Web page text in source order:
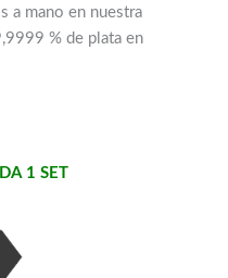
a mano en nuestra
% de plata en
1 SET